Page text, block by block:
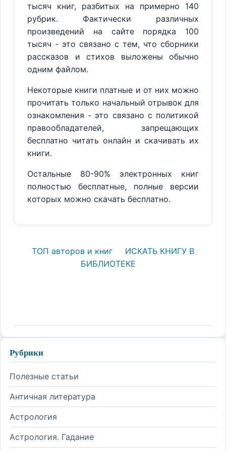
тысяч книг, разбитых на примерно 140
рубрик. Фактически различных
произведений на сайте порядка 100
тысяч - это связано с тем, что сборники
рассказов и стихов выложены обычно
одним файлом.
Некоторые книги платные и от них можно
прочитать только начальный отрывок для
ознакомления - это связано с политикой
правообладателей, запрещающих
бесплатно читать онлайн и скачивать их
книги.
Остальные 80-90% электронных книг
полностью бесплатные, полные версии
которых можно скачать бесплатно.
ТОП авторов и книг
ИСКАТЬ КНИГУ В
БИБЛИОТЕКЕ
Рубрики
Полезные статьи
Античная литература
Астрология
Астрология. Гадание